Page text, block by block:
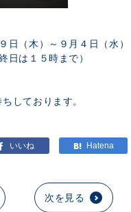
日（木）～９月４日（水）
日は１５時まで）
しております。
次を見る